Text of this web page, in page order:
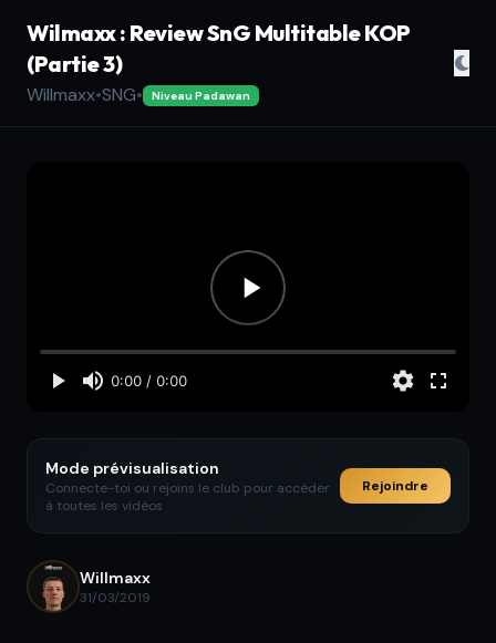
Wilmaxx : Review SnG Multitable KOP
(Partie 3)
Willmaxx•SNG• Niveau Padawan
Mode prévisualisation
Connecte-toi ou rejoins le club pour accéder
à toutes les vidéos
Rejoindre
Willmaxx
31/03/2019